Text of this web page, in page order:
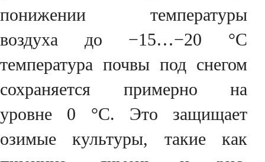
понижении температуры
воздуха до −15…−20 °C
температура почвы под снегом
сохраняется примерно на
уровне 0 °C. Это защищает
озимые культуры, такие как